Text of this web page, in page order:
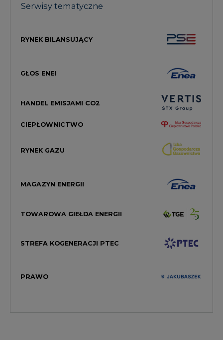
Serwisy tematyczne
RYNEK BILANSUJĄCY
GŁOS ENEI
HANDEL EMISJAMI CO2
CIEPŁOWNICTWO
RYNEK GAZU
MAGAZYN ENERGII
TOWAROWA GIEŁDA ENERGII
STREFA KOGENERACJI PTEC
PRAWO